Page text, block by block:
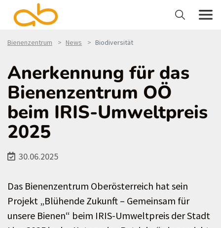
Bienenzentrum News Biodiversität
Anerkennung für das
Bienenzentrum OÖ
beim IRIS-Umweltpreis
2025
30.06.2025
Das Bienenzentrum Oberösterreich hat sein
Projekt „Blühende Zukunft – Gemeinsam für
unsere Bienen“ beim IRIS-Umweltpreis der Stadt